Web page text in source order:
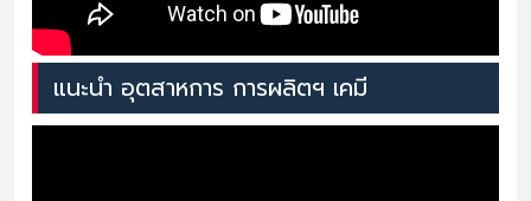
แนะนำ อุตสาหการ การผลิตฯ เคมี